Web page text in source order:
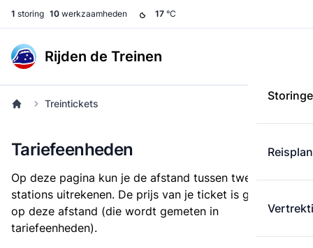
1 storing 10 werkzaamheden 17 °C
Rijden de Treinen
Treintickets
Tariefeenheden
Op deze pagina kun je de afstand tussen twee
stations uitrekenen. De prijs van je ticket is gebaseerd
op deze afstand (die wordt gemeten in
tariefeenheden).